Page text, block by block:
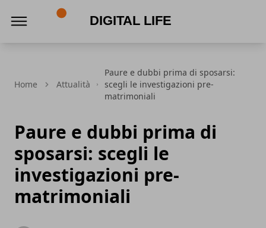
Home Attualità
Paure e dubbi prima di sposarsi:
scegli le investigazioni pre-
matrimoniali
Paure e dubbi prima di
sposarsi: scegli le
investigazioni pre-
matrimoniali